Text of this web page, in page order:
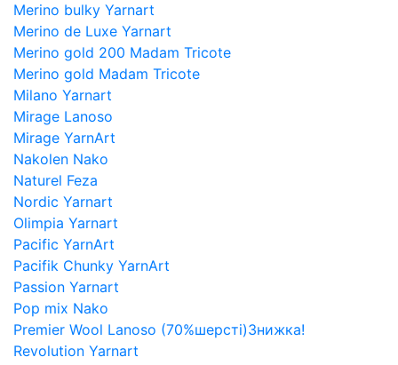
Merino bulky Yarnart
Merino de Luxe Yarnart
Merino gold 200 Madam Tricote
Merino gold Madam Tricote
Milano Yarnart
Mirage Lanoso
Mirage YarnArt
Nakolen Nako
Naturel Feza
Nordic Yarnart
Olimpia Yarnart
Pacific YarnArt
Pacifik Chunky YarnArt
Passion Yarnart
Pop mix Nako
Premier Wool Lanoso (70%шерсті)Знижка!
Revolution Yarnart